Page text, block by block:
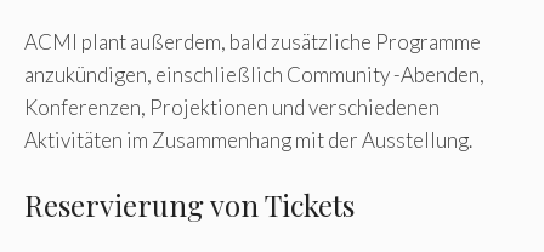
ACMI plant außerdem, bald zusätzliche Programme
anzukündigen, einschließlich Community -Abenden,
Konferenzen, Projektionen und verschiedenen
Aktivitäten im Zusammenhang mit der Ausstellung.
Reservierung von Tickets